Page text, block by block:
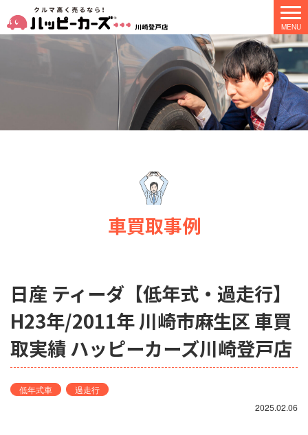
車買取事例
日産 ティーダ【低年式・過走行】
H23年/2011年 川崎市麻生区 車買
取実績 ハッピーカーズ川崎登戸店
低年式車
過走行
2025.02.06